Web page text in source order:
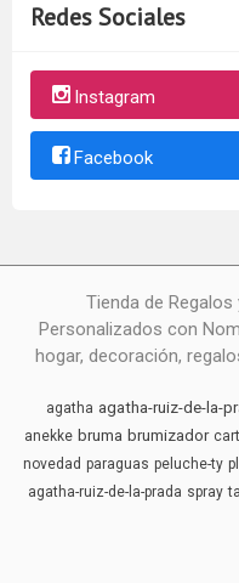
Redes Sociales
Instagram
Facebook
Tienda de
Personalizados con
hogar, decoración,
agatha agatha-ruiz-de-la-
anekke bruma brumizador
novedad paraguas peluche-ty
agatha-ruiz-de-la-prada spray